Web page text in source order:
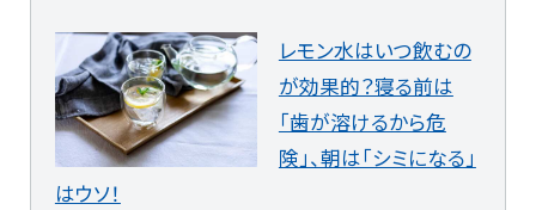
レモン水はいつ飲むの
が効果的？寝る前は
「歯が溶けるから危
険」、朝は「シミになる」
はウソ！